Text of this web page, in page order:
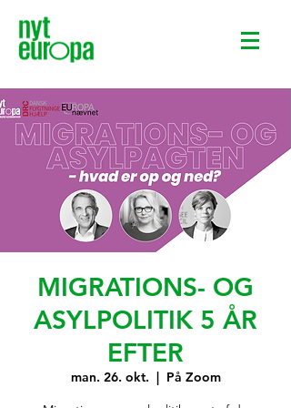
MIGRATIONS- OG
ASYLPOLITIK 5 ÅR
EFTER
man. 26. okt.
  |
På Zoom